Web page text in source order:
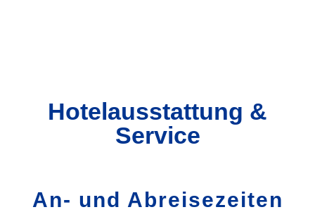
Hotelausstattung &
Service
An- und Abreisezeiten